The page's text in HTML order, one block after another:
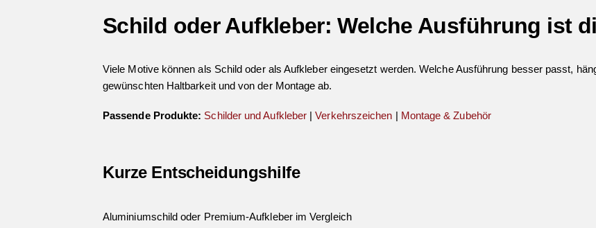
Schild oder Aufkleber: Welche Ausführung ist
Viele Motive können als Schild oder als Aufkleber eingesetzt werden. Welche Ausführung besser passt,
gewünschten Haltbarkeit und von der Montage ab.
Passende Produkte: Schilder und Aufkleber |Verkehrszeichen | Montage & Zubehör
Kurze Entscheidungshilfe
Aluminiumschild oder Premium-Aufkleber im Vergleich